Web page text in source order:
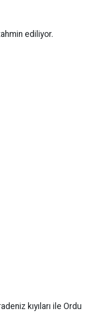
ediliyor.
kıyıları ile Ordu